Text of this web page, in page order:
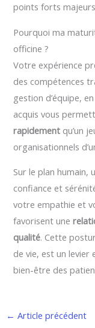
points forts
Pourquoi ma
officine ?
Votre expérience
des compétences
gestion d’équipe,
acquis vous
rapidement qu’un
organisationnels
Sur le plan humain,
confiance et
votre empathie et
favorisent une
qualité. Cette
de vie, est un levier
bien-être des
← Article précédent